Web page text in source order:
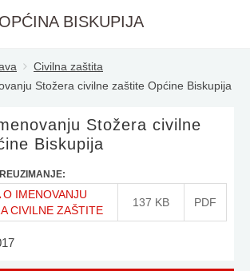
OPĆINA BISKUPIJA
Civilna zaštita
Stožera civilne zaštite Općine Biskupija
Stožera civilne
Biskupija
O IMENOVANJU
CIVILNE ZAŠTITE
137 KB PDF